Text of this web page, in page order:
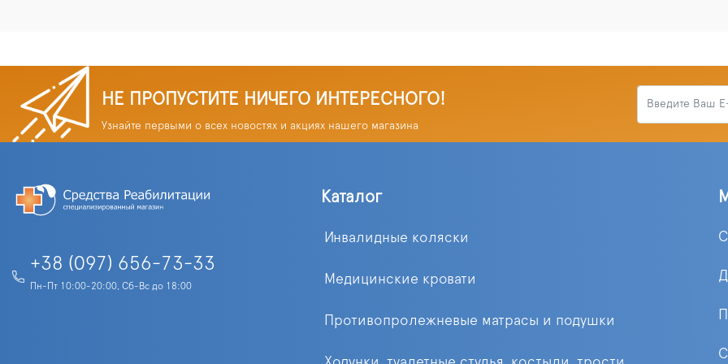
НЕ ПРОПУСТИТЕ НИЧЕГО ИНТЕРЕСНОГО!
Узнайте первыми о всех новостях и акциях нашего магазина
+38 (097) 656-73-33
Пн-Пт 10:00-20:00, Сб-Вс до 18:00
Каталог
Инвалидные коляски
Медицинские кровати
Противопролежневые матрасы и подушки